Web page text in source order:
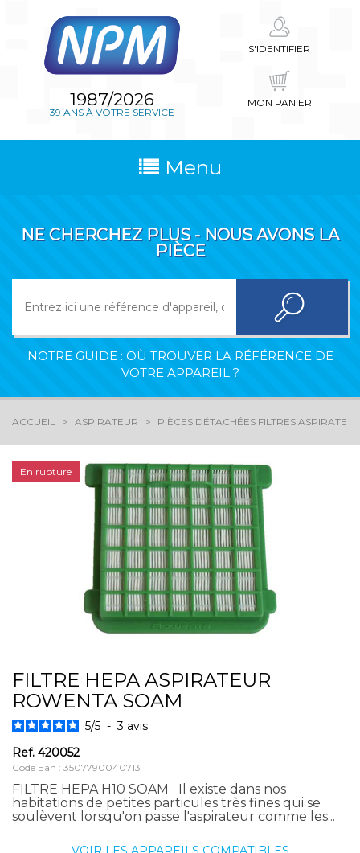
1987/2026
39 ANS À VOTRE SERVICE
S'IDENTIFIER
MON PANIER
Menu
NE CHERCHEZ PLUS - NOUS AVONS LA
PIÈCE
NOTRE GUIDE : OÙ TROUVER LA RÉFÉRENCE DE
VOTRE APPAREIL ?
ACCUEIL ASPIRATEUR PIÈCES DÉTACHÉES FILTRES
En rupture
FILTRE HEPA ASPIRATEUR
ROWENTA SOAM
5/5 - 3 avis
Ref. 420052
Code Ean : 3507790040713
FILTRE HEPA H10 SOAM Il existe dans nos
habitations de petites particules très fines qui se
soulèvent lorsqu'on passe l'aspirateur comme les...